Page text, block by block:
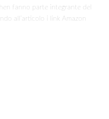
fanno parte integrante del
all’articolo i link Amazon